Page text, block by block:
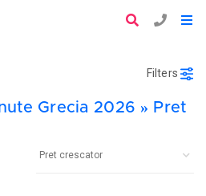
Filters
Grecia 2026 » Pret